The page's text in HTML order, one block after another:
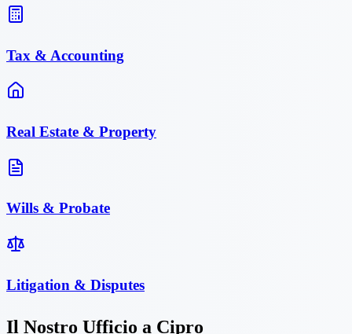
Tax & Accounting
Real Estate & Property
Wills & Probate
Litigation & Disputes
Il Nostro Ufficio a Cipro